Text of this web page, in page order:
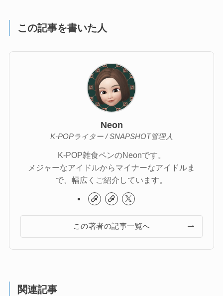
この記事を書いた人
Neon
K-POPライター / SNAPSHOT管理人
K-POP雑食ペンのNeonです。
メジャーなアイドルからマイナーなアイドルま
で、幅広くご紹介しています。
この著者の記事一覧へ
関連記事